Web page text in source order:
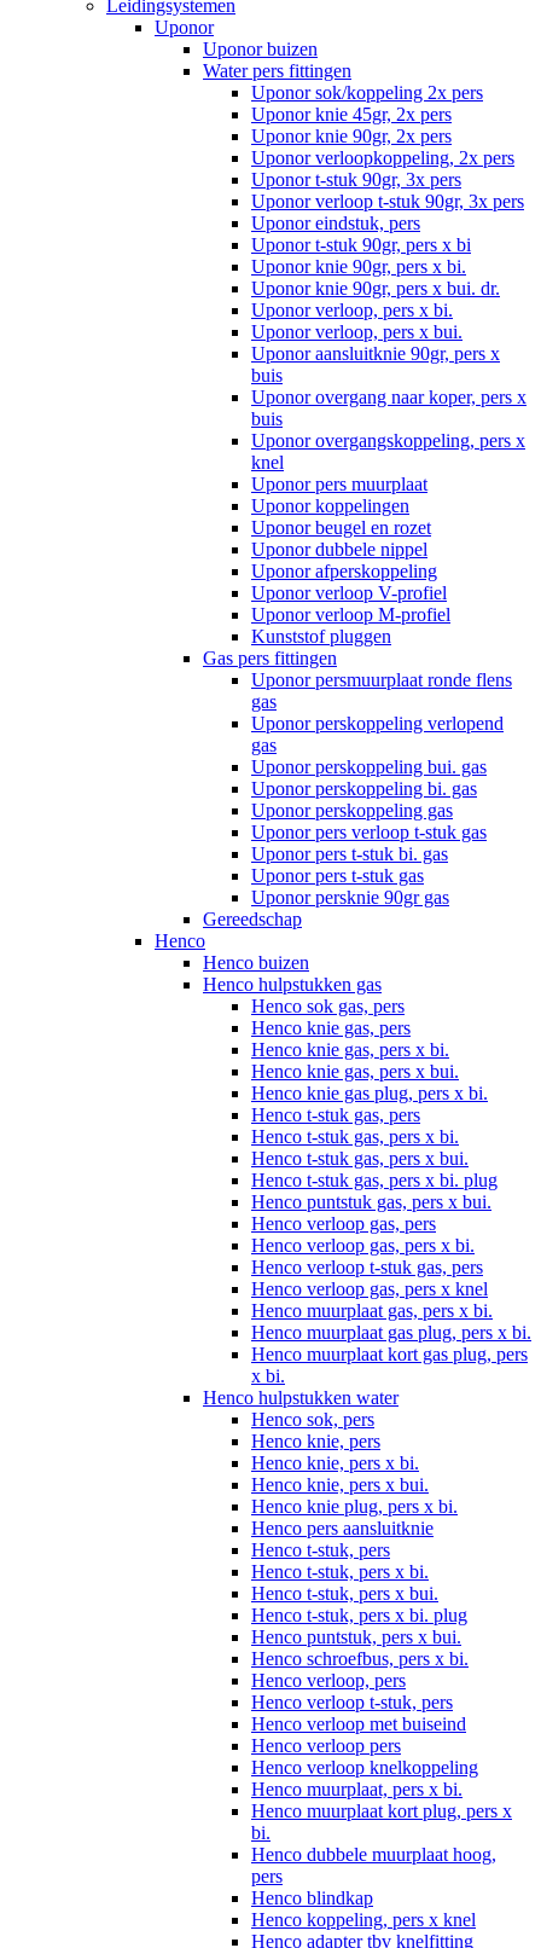
Leidingsystemen
Uponor
Uponor buizen
Water pers fittingen
Uponor sok/koppeling 2x pers
Uponor knie 45gr, 2x pers
Uponor knie 90gr, 2x pers
Uponor verloopkoppeling, 2x pers
Uponor t-stuk 90gr, 3x pers
Uponor verloop t-stuk 90gr, 3x pers
Uponor eindstuk, pers
Uponor t-stuk 90gr, pers x bi
Uponor knie 90gr, pers x bi.
Uponor knie 90gr, pers x bui. dr.
Uponor verloop, pers x bi.
Uponor verloop, pers x bui.
Uponor aansluitknie 90gr, pers x
buis
Uponor overgang naar koper, pers x
buis
Uponor overgangskoppeling, pers x
knel
Uponor pers muurplaat
Uponor koppelingen
Uponor beugel en rozet
Uponor dubbele nippel
Uponor afperskoppeling
Uponor verloop V-profiel
Uponor verloop M-profiel
Kunststof pluggen
Gas pers fittingen
Uponor persmuurplaat ronde flens
gas
Uponor perskoppeling verlopend
gas
Uponor perskoppeling bui. gas
Uponor perskoppeling bi. gas
Uponor perskoppeling gas
Uponor pers verloop t-stuk gas
Uponor pers t-stuk bi. gas
Uponor pers t-stuk gas
Uponor persknie 90gr gas
Gereedschap
Henco
Henco buizen
Henco hulpstukken gas
Henco sok gas, pers
Henco knie gas, pers
Henco knie gas, pers x bi.
Henco knie gas, pers x bui.
Henco knie gas plug, pers x bi.
Henco t-stuk gas, pers
Henco t-stuk gas, pers x bi.
Henco t-stuk gas, pers x bui.
Henco t-stuk gas, pers x bi. plug
Henco puntstuk gas, pers x bui.
Henco verloop gas, pers
Henco verloop gas, pers x bi.
Henco verloop t-stuk gas, pers
Henco verloop gas, pers x knel
Henco muurplaat gas, pers x bi.
Henco muurplaat gas plug, pers x bi.
Henco muurplaat kort gas plug, pers
x bi.
Henco hulpstukken water
Henco sok, pers
Henco knie, pers
Henco knie, pers x bi.
Henco knie, pers x bui.
Henco knie plug, pers x bi.
Henco pers aansluitknie
Henco t-stuk, pers
Henco t-stuk, pers x bi.
Henco t-stuk, pers x bui.
Henco t-stuk, pers x bi. plug
Henco puntstuk, pers x bui.
Henco schroefbus, pers x bi.
Henco verloop, pers
Henco verloop t-stuk, pers
Henco verloop met buiseind
Henco verloop pers
Henco verloop knelkoppeling
Henco muurplaat, pers x bi.
Henco muurplaat kort plug, pers x
bi.
Henco dubbele muurplaat hoog,
pers
Henco blindkap
Henco koppeling, pers x knel
Henco adapter tbv knelfitting